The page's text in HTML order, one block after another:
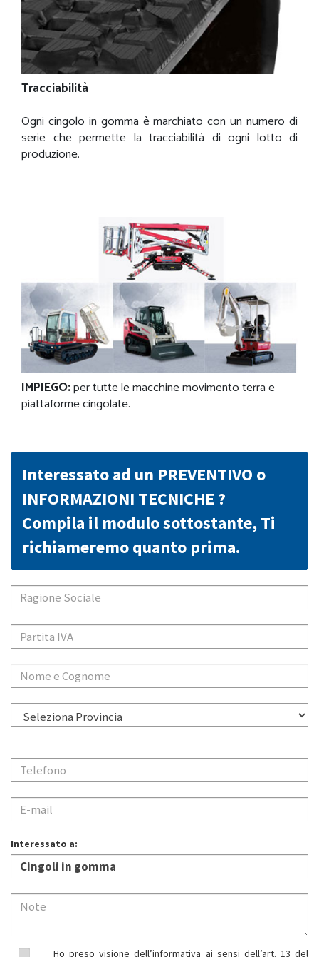
Tracciabilità
Ogni cingolo in gomma è marchiato con un numero di
serie che permette la tracciabilità di ogni lotto di
produzione.
IMPIEGO:per tutte le macchine movimento terra e
piattaforme cingolate.
Interessato ad un PREVENTIVO o
INFORMAZIONI TECNICHE ?
Compila il modulo sottostante, Ti
richiameremo quanto prima.
Interessato a:
Ho preso visione dell’informativa ai sensi dell’art. 13 del